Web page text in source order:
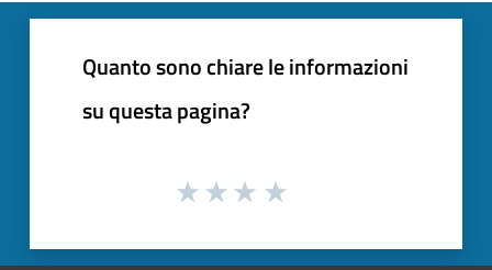
Quanto sono chiare le informazioni
su questa pagina?